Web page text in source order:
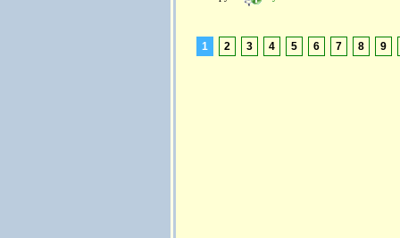
1 2 3 4 5 6 7 8 9